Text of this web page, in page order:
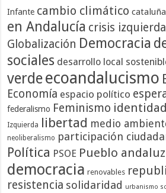
Infante cambio climático cataluña
en Andalucía crisis izquierda
Globalización Democracia
sociales desarrollo local
verdeecoandalucismo
Economía espacio político
federalismo Feminismo
Izquierda libertad medio
neoliberalismo participación
Política PSOE Pueblo andaluz
democracia renovables
resistencia solidaridad urbanismo